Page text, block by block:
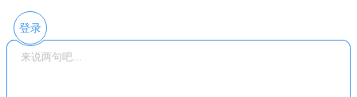
登录